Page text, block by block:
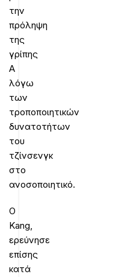
την
πρόληψη
της
γρίπης
Α
λόγω
των
τροποποιητικών
δυνατοτήτων
του
τζίνσενγκ
στο
ανοσοποιητικό.
Ο
Kang,
ερεύνησε
επίσης
κατά